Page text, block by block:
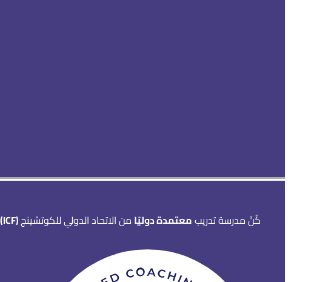
كُنْ مدرسة تدريبمعتمدة دوليًا من الاتحاد الدولي للكوتشينج(ICF)